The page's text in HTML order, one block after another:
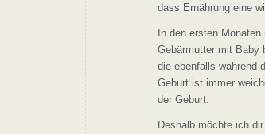
dass Ernährung eine
In den ersten
Gebärmutter mit Baby
die ebenfalls während
Geburt ist immer
der Geburt.
Deshalb möchte ich